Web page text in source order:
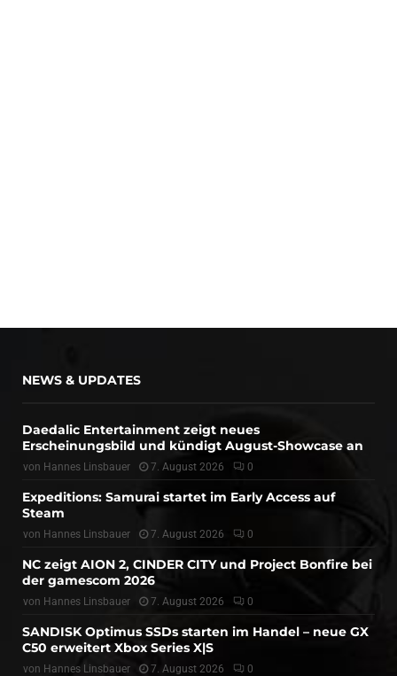
NEWS & UPDATES
Daedalic Entertainment zeigt neues
Erscheinungsbild und kündigt August-Showcase an
von Hannes Linsbauer 7. August 2026 0
Expeditions: Samurai startet im Early Access auf
Steam
von Hannes Linsbauer 7. August 2026 0
NC zeigt AION 2, CINDER CITY und Project Bonfire bei
der gamescom 2026
von Hannes Linsbauer 7. August 2026 0
SANDISK Optimus SSDs starten im Handel – neue GX
C50 erweitert Xbox Series X|S
von Hannes Linsbauer 7. August 2026 0